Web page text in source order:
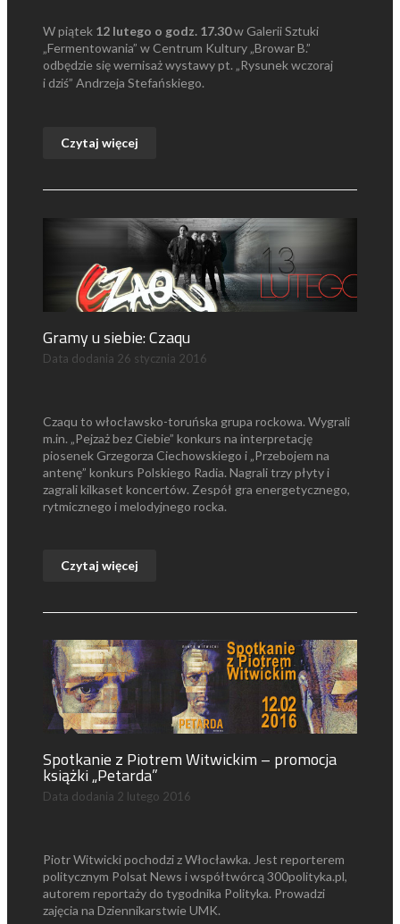
W piątek 12 lutego o godz. 17.30w Galerii Sztuki
„Fermentowania” w Centrum Kultury „Browar B.”
odbędzie się wernisaż wystawy pt. „Rysunek wczoraj
i dziś” Andrzeja Stefańskiego.
Czytaj więcej
Gramy u siebie: Czaqu
Data dodania 26 stycznia 2016
Czaqu to włocławsko-toruńska grupa rockowa. Wygrali
m.in. „Pejzaż bez Ciebie” konkurs na interpretację
piosenek Grzegorza Ciechowskiego i „Przebojem na
antenę” konkurs Polskiego Radia. Nagrali trzy płyty i
zagrali kilkaset koncertów. Zespół gra energetycznego,
rytmicznego i melodyjnego rocka.
Czytaj więcej
Spotkanie z Piotrem Witwickim – promocja
książki „Petarda”
Data dodania 2 lutego 2016
Piotr Witwicki pochodzi z Włocławka. Jest reporterem
politycznym Polsat News i współtwórcą 300polityka.pl,
autorem reportaży do tygodnika Polityka. Prowadzi
zajęcia na Dziennikarstwie UMK.